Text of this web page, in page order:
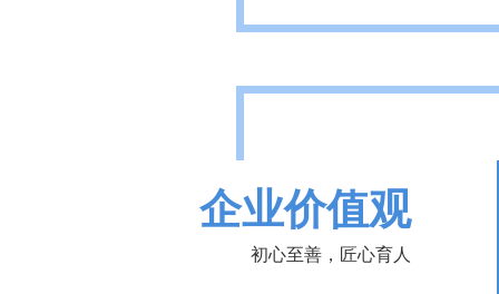
企业价值观
初心至善，匠心育人